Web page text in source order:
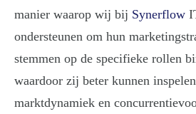
manier waarop wij bij Synerflow
ondersteunen om hun
stemmen op de specifieke rollen
waardoor zij beter kunnen
marktdynamiek en